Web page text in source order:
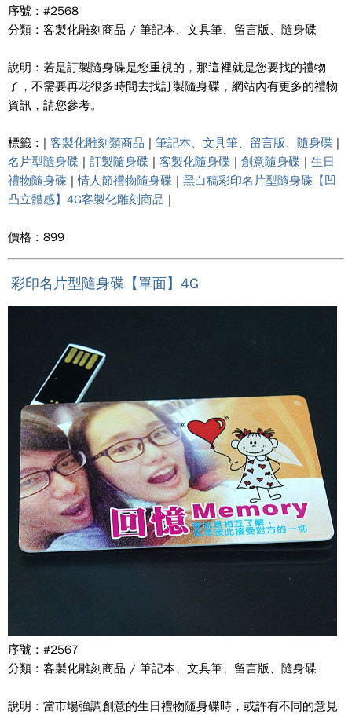
序號 : #2568
分類 : 客製化雕刻商品 / 筆記本、文具筆、留言版、隨身碟
說明 : 若是訂製隨身碟是您重視的，那這裡就是您要找的禮物
了，不需要再花很多時間去找訂製隨身碟，網站內有更多的禮物
資訊，請您參考。
標籤 : | 客製化雕刻類商品 | 筆記本、文具筆、留言版、隨身碟 |
名片型隨身碟 | 訂製隨身碟 | 客製化隨身碟 | 創意隨身碟 | 生日
禮物隨身碟 |情人節禮物隨身碟 | 黑白稿彩印名片型隨身碟【凹
凸立體感】4G客製化雕刻商品 |
價格 : 899
彩印名片型隨身碟【單面】4G
序號 : #2567
分類 : 客製化雕刻商品 / 筆記本、文具筆、留言版、隨身碟
說明 : 當市場強調創意的生日禮物隨身碟時，或許有不同的意見